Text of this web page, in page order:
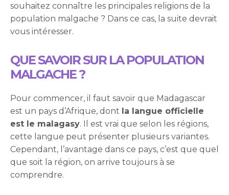
souhaitez connaître les principales religions de la
population malgache ? Dans ce cas, la suite devrait
vous intéresser.
QUE SAVOIR SUR LA POPULATION
MALGACHE ?
Pour commencer, il faut savoir que Madagascar
est un pays d’Afrique, dont la langue officielle
est le malagasy. Il est vrai que selon les régions,
cette langue peut présenter plusieurs variantes.
Cependant, l’avantage dans ce pays, c’est que quel
que soit la région, on arrive toujours à se
comprendre.